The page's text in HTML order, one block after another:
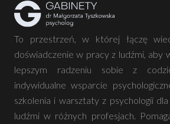
To przestrzeń, w której łączę
doświadczenie w pracy z ludźmi, aby
lepszym radzeniu sobie z
indywidualne wsparcie
szkolenia i warsztaty z psychologii
ludźmi w różnych profesjach.